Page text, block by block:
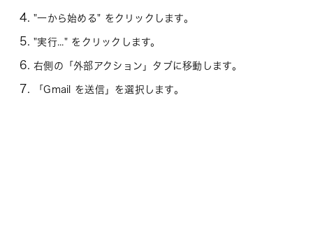
"一から始める" をクリックします。
"実行..." をクリックします。
右側の「外部アクション」タブに移動します。
「Gmail を送信」を選択します。